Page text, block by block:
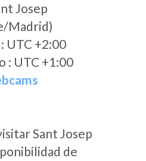
Josep
Madrid)
UTC +2:00
: UTC +1:00
Sant Josep
de